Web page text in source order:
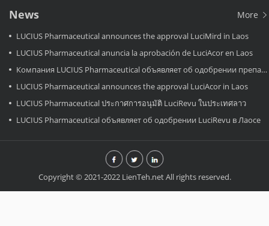
News More
LUCIUS Pharmaceutical announces the approval LuciMird in Laos
LUCIUS Pharmaceutical anuncia la aprobación de LuciAcor en Laos
Компания LUCIUS Pharmaceutical объявляет об одобрении препарата LuciAcor в Лаосе.
LUCIUS Pharmaceutical announces the approval LuciAcor in Laos
LUCIUS Pharmaceutical ประกาศการอนุมัติ LuciRevu ในประเทศลาว
LUCIUS Pharmaceutical объявляет об одобрении LuciRevu в Лаосе
Copyright © 2021-2022 LienTeh.net All rights reserved.